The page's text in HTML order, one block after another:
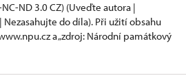
NC-ND 3.0 CZ) (Uveďte autora |
do díla). Při užití obsahu
a „zdroj: Národní památkový